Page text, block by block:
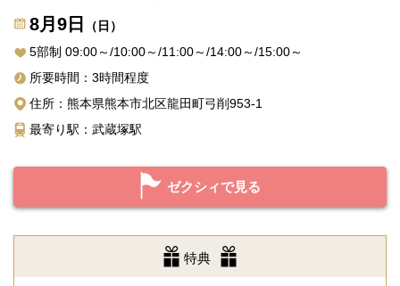
8月9日
（日）
5部制 09:00～/10:00～/11:00～/14:00～/15:00～
所要時間：3時間程度
住所：熊本県熊本市北区龍田町弓削953-1
最寄り駅：武蔵塚駅
ゼクシィで見る
特典